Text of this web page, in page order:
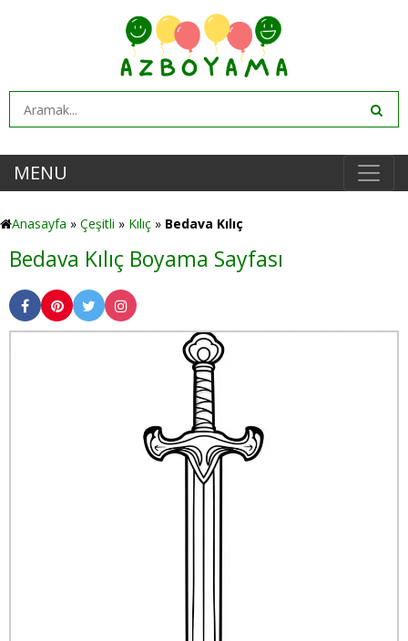
MENU
Anasayfa » Çeşitli » Kılıç » Bedava Kılıç
Bedava Kılıç Boyama Sayfası